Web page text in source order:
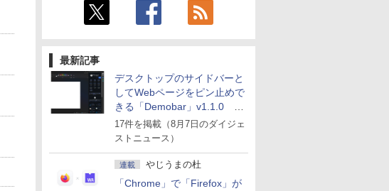
最新記事
デスクトップのサイドバーと
してWebページをピン止めで
きる「Demobar」v1.1.0 ほ
か
17件を掲載（8月7日のダイジェ
ストニュース）
連載 やじうまの杜
「Chrome」で「Firefox」が